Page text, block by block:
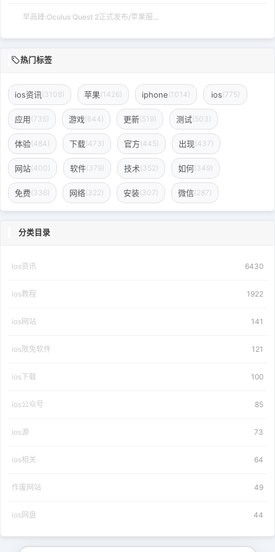
早高峰:Oculus Quest 2正式发布/苹果服...
热门标签
ios资讯 (3108) 苹果(1426) iphone(1014) ios(775)
应用(735) 游戏(644) 更新(519) 测试(503)
体验(484) 下载(473) 官方(445) 出现(437)
网站(400) 软件(379) 技术(352) 如何(349)
免费(336) 网络(322) 安装(307) 微信(287)
分类目录
Ios资讯 6430
ios教程 1922
ios网站 141
ios限免软件 121
ios下载 100
ios公众号 85
ios源 73
ios相关 64
作废网站 49
ios网盘 44